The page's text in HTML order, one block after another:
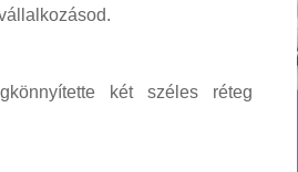
két széles réteg